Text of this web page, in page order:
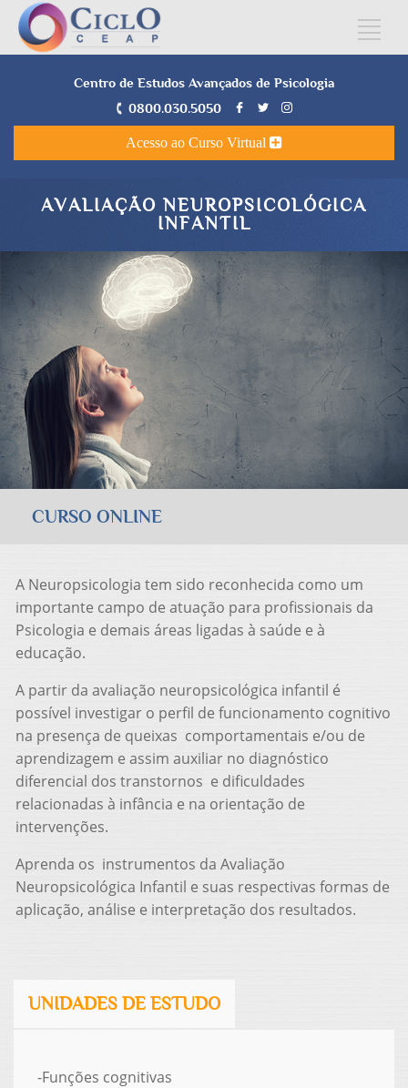
Centro de Estudos Avançados de Psicologia
0800.030.5050
Acesso ao Curso Virtual
AVALIAÇÃO NEUROPSICOLÓGICA
INFANTIL
CURSO ONLINE
A Neuropsicologia tem sido reconhecida como um
importante campo de atuação para profissionais da
Psicologia e demais áreas ligadas à saúde e à
educação.
A partir da avaliação neuropsicológica infantil é
possível investigar o perfil de funcionamento cognitivo
na presença de queixas comportamentais e/ou de
aprendizagem e assim auxiliar no diagnóstico
diferencial dos transtornos e dificuldades
relacionadas à infância e na orientação de
intervenções.
Aprenda os instrumentos da Avaliação
Neuropsicológica Infantil e suas respectivas formas de
aplicação, análise e interpretação dos resultados.
UNIDADES DE ESTUDO
-Funções cognitivas